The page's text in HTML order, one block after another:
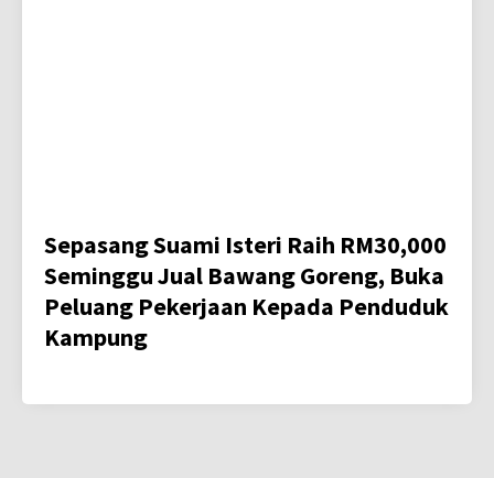
Sepasang Suami Isteri Raih RM30,000
Seminggu Jual Bawang Goreng, Buka
Peluang Pekerjaan Kepada Penduduk
Kampung